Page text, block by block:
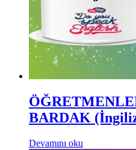
BARDAK
Devamını oku